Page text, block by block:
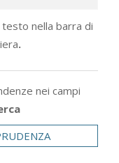
nella barra di
.
nei campi